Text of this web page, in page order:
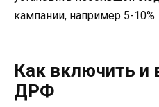
кампании, например 5-10%.
Как включить и
ДРФ